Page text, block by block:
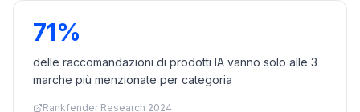
71%
delle raccomandazioni di prodotti IA vanno solo alle 3
marche più menzionate per categoria
Rankfender Research 2024